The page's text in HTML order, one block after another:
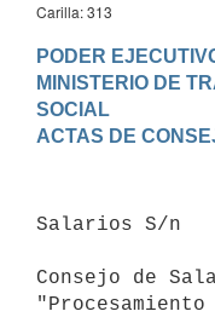
Carilla: 313
PODER
MINISTERIO DE
SOCIAL
Salarios S/n
Consejo de